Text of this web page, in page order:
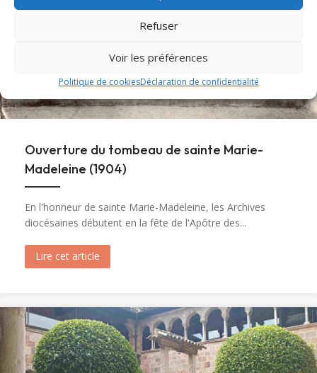
Refuser
Voir les préférences
Politique de cookiesDéclaration de confidentialité
Ouverture du tombeau de sainte Marie-
Madeleine (1904)
En l'honneur de sainte Marie-Madeleine, les Archives
diocésaines débutent en la fête de l'Apôtre des...
Lire cet article